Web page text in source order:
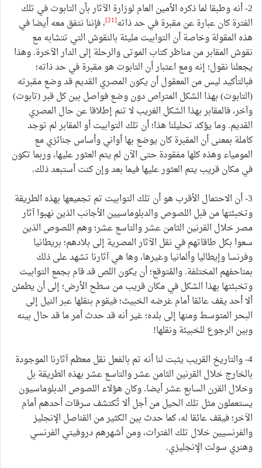
2- أنه وطبقا لما ذكره الأمين العام لوزارة الآثار بأن التابوت في تلك
الفترة كان عبارة عن مقبرة في حد ذاته[21]
، فإننا نتفق معه أيضا في
هذه المقولة وخاصة أن التوابيت مليئة بالنقوش التي تتشابه مع
نقوش المقابر من مناظر كتاب الموتى والرحلة إلى الدار الآخرة. وهذا
يجعلنا نقول؛ إنه ومع اعتبار أن التابوت هو مقبرة في حد ذاته؛
فبالتأكيد ليس من المعقول أن يكون المصري القديم قد وضع مقبرته
(التابوت) بهذا الشكل المتراص دون وضع فواصل بين كل قبر (تابوت)
وآخر، فالمقابر بهذا الشكل الغريب لا تنم إطلاقا عن حال المصري
القديم. وما يؤكد تحليلنا هذا؛ أن تلك التوابيت أو المقابر لم توجد
كاملة بمعنى أن المقبرة كان يوضع بها أواني وأساس جنائزي مع
المومياء وهذه كلها مفقودة حتى الآن لم يتم العثور عليها، وربما تكون
في مكان قريب يتم العثور عليها فيما بعد وإن كنت أستبعد ذلك.
3- أن الاحتمال الأقرب هو أن تلك التوابيت تم تجميعها بهذه الطريقة
وتخبئتها من قبل اللصوص والدبلوماسيين الأجانب الذين نهبوا آثار
مصر خلال القرنين الثامن عشر والتاسع عشر؛ وهم اللصوص الذين
سعوا بكل طاقاتهم في نقل الآثار المصرية إلى بلادهم؛ بريطانيا
وفرنسا وإيطاليا وألمانيا وغيرها، وها هي آثارنا تشهد على ذلك
بمتاحفهم المختلفة. والمُتوقع؛ أن يكون اللص قد قام بجمع التوابيت
وتخبئتها بهذا الشكل في مكان قريب من سطح الأرض؛ إلى أن يطمئن
ألا أحد يقف عائقا أمام غرضه الخبيث؛ فيقوم بنقلها عبر النيل إلى
البحر المتوسط ومنها إلى بلده؛ غير أنه قد حدث أمر ما قد حال بينه
وبين الرجوع للخبيئة ونقلها!
4- والتاريخ القريب يثبت لنا أنه تم بالفعل نقل معظم آثارنا الموجودة
بالخارج خلال القرنين الثامن عشر والتاسع عشر بهذه الطريقة بل
وخلال القرن السابع عشر أيضا. وكان هؤلاء اللصوص الدبلوماسيون
يستعملون مثل تلك الحيل من أجل ألا تُكتشف سرقات أحدهم أمام
الآخر؛ فيقف عائقا له، كما حدث بين الكثير من القناصل الإنجليز
والفرنسيين خلال تلك الفترات، ومن أشهرهم دروفيتي الفرنسي
وهنري سولت الإنجليزي.